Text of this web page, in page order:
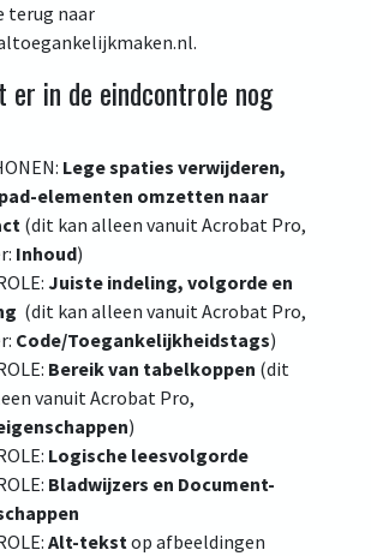
terug naar
er in de eindcontrole nog
Lege spaties verwijderen,
elementen omzetten naar
(dit kan alleen vanuit Acrobat Pro,
Inhoud)
Juiste indeling, volgorde en
(dit kan alleen vanuit Acrobat Pro,
Code/Toegankelijkheidstags)
Bereik van tabelkoppen (dit
vanuit Acrobat Pro,
)
Logische leesvolgorde
Bladwijzers en Document-
Alt-tekstop afbeeldingen